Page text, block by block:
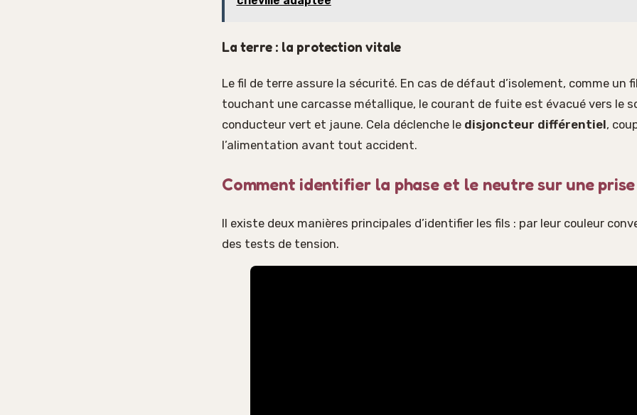
La terre : la protection vitale
Le fil de terre assure la sécurité. En cas de défaut d’isolement, comme un
touchant une carcasse métallique, le courant de fuite est évacué vers le
conducteur vert et jaune. Cela déclenche le disjoncteur différentiel,
l’alimentation avant tout accident.
Comment identifier la phase et le neutre sur une prise
Il existe deux manières principales d’identifier les fils : par leur couleur
des tests de tension.